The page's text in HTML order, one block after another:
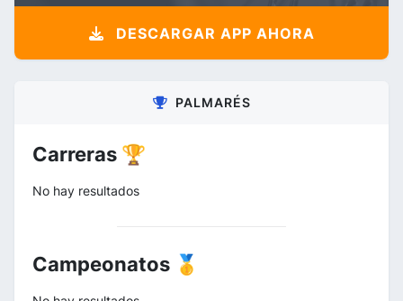
DESCARGAR APP AHORA
PALMARÉS
Carreras 🏆
No hay resultados
Campeonatos 🥇